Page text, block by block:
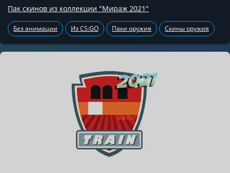
Пак скинов из коллекции "Мираж 2021"
Без анимации Из CS:GO Паки оружия Скины оружия